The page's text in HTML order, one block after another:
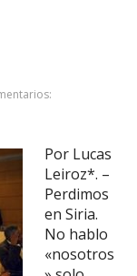
Por Lucas
Leiroz*. –
Perdimos
en Siria.
No hablo
«nosotros